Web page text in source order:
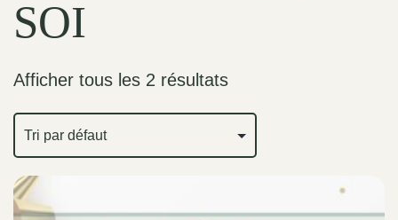
SOI
Afficher tous les 2 résultats